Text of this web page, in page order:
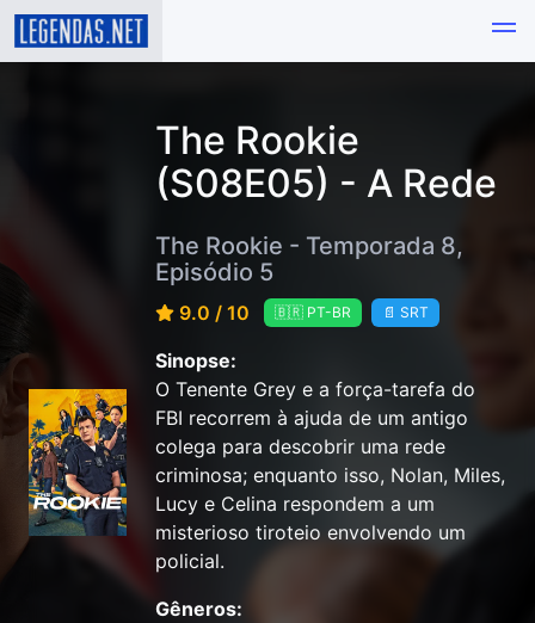
The Rookie
(S08E05) - A Rede
The Rookie - Temporada 8,
Episódio 5
9.0 / 10 🇧🇷 PT-BR 📄 SRT
Sinopse:
O Tenente Grey e a força-tarefa do
FBI recorrem à ajuda de um antigo
colega para descobrir uma rede
criminosa; enquanto isso, Nolan, Miles,
Lucy e Celina respondem a um
misterioso tiroteio envolvendo um
policial.
Gêneros: